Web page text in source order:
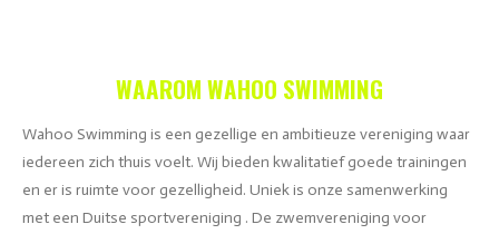
WAAROM WAHOO SWIMMING
Wahoo Swimming is een gezellige en ambitieuze vereniging waar
iedereen zich thuis voelt. Wij bieden kwalitatief goede trainingen
en er is ruimte voor gezelligheid. Uniek is onze samenwerking
met een Duitse sportvereniging . De zwemvereniging voor